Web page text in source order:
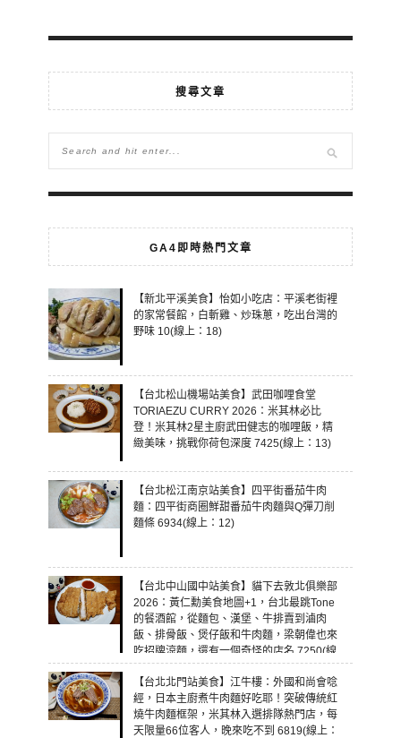
搜尋文章
GA4即時熱門文章
【新北平溪美食】怡如小吃店：平溪老街裡
的家常餐館，白斬雞、炒珠蔥，吃出台灣的
野味 10(線上：18)
【台北松山機場站美食】武田咖哩食堂
TORIAEZU CURRY 2026：米其林必比
登！米其林2星主廚武田健志的咖哩飯，精
緻美味，挑戰你荷包深度 7425(線上：13)
【台北松江南京站美食】四平街番茄牛肉
麵：四平街商圈鮮甜番茄牛肉麵與Q彈刀削
麵條 6934(線上：12)
【台北中山國中站美食】貓下去敦北俱樂部
2026：黃仁勳美食地圖+1，台北最跳Tone
的餐酒館，從麵包、漢堡、牛排賣到滷肉
飯、排骨飯、煲仔飯和牛肉麵，梁朝偉也來
吃招牌涼麵，還有一個奇怪的店名 7250(線
上：11)
【台北北門站美食】江牛樓：外國和尚會唸
經，日本主廚煮牛肉麵好吃耶！突破傳統紅
燒牛肉麵框架，米其林入選排隊熱門店，每
天限量66位客人，晚來吃不到 6819(線上：